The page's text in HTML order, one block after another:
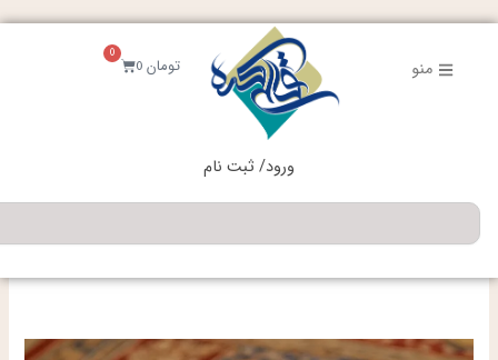
رفتن
منو تومان0
0
سبد
خرید
ورود/ ثبت نام
جستجو